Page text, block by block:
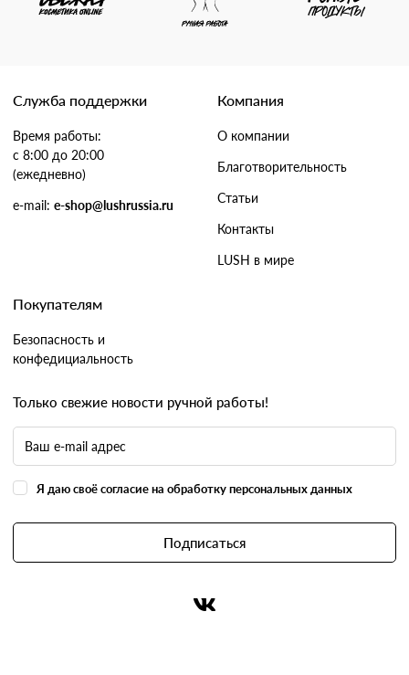
Служба поддержки
Время работы:
с 8:00 до 20:00
(ежедневно)
e-mail: e-shop@lushrussia.ru
Компания
О компании
Благотворительность
Статьи
Контакты
LUSH в мире
Покупателям
Безопасность и
конфедициальность
Только свежие новости ручной работы!
Я даю своё согласие на обработку персональных данных
Подписаться